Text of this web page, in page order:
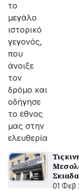
το
μεγάλο
ιστορικό
γεγονός,
που
άνοιξε
τον
δρόμο και
οδήγησε
το έθνος
μας στην
ελευθερία
Τις
01 Φεβ